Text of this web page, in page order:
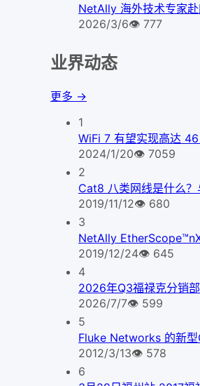
NetAlly 海外技术专家
2026/3/6👁 777
业界动态
更多 →
1
WiFi 7 有望实现高达
2024/1/20👁 7059
2
Cat8 八类网线是什么
2019/11/12👁 680
3
NetAlly
2019/12/24👁 645
4
2026年Q3福禄克分销
2026/7/7👁 599
5
Fluke Networks 的新
2012/3/13👁 578
6